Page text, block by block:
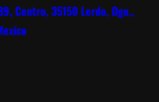
Centro, 35150 Lerdo, Dgo.,